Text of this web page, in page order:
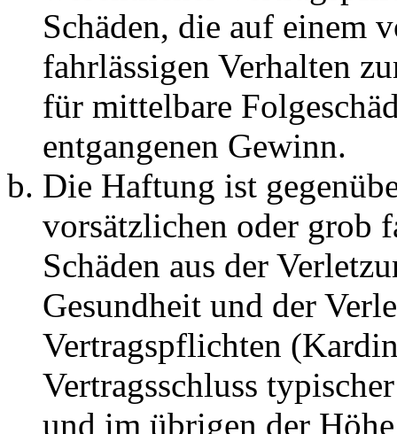
Schäden, die auf einem
fahrlässigen Verhalten
für mittelbare
entgangenen Gewinn.
Die Haftung ist
vorsätzlichen oder grob
Schäden aus der
Gesundheit und der
Vertragspflichten
Vertragsschluss
und im übrigen der